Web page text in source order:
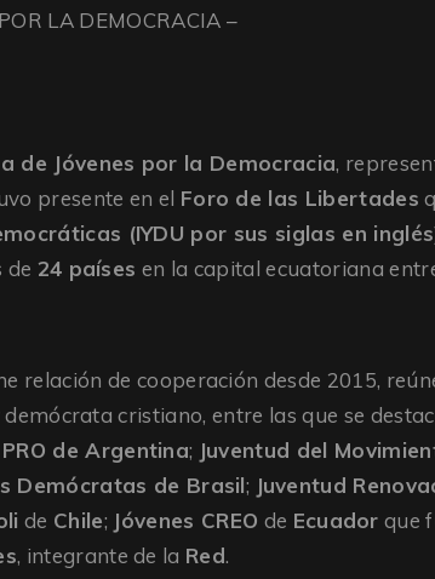
LA DEMOCRACIA –
de Jóvenes por la Democracia,
presente en el Foro de las Libertades
(IYDU por sus siglas en
de 24 países en la capital ecuatoriana
relación de cooperación desde 2015,
cristiano, entre las que se
PRO de Argentina; Juventud del
Demócratas de Brasil; Juventud
de Chile; Jóvenes CREO de Ecuador que
, integrante de la Red.